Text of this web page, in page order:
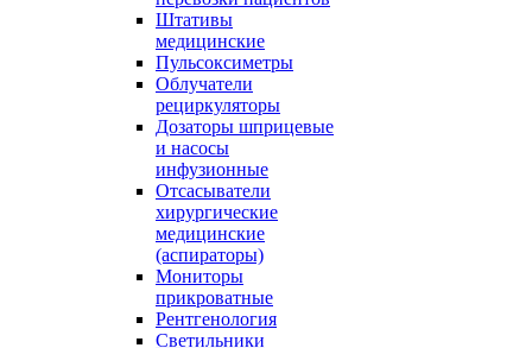
Штативы
медицинские
Пульсоксиметры
Облучатели
рециркуляторы
Дозаторы шприцевые
и насосы
инфузионные
Отсасыватели
хирургические
медицинские
(аспираторы)
Мониторы
прикроватные
Рентгенология
Светильники